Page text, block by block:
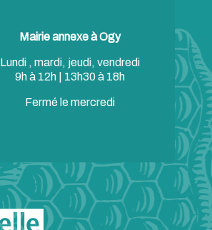
Mairie annexe à Ogy
Lundi , mardi, jeudi, vendredi
9h à 12h | 13h30 à 18h
Fermé le mercredi